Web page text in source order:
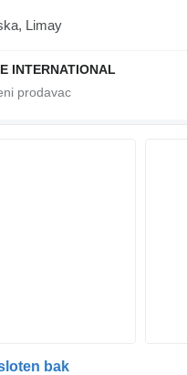
Limay
INTERNATIONAL
bak